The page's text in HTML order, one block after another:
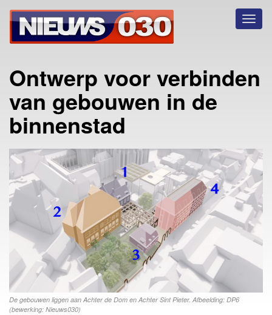
Ontwerp voor verbinden
van gebouwen in de
binnenstad
De gebouwen liggen aan Achter de Dom en Achter Sint Pieter. Afbeelding: DP6
(bewerking: Nieuws030)